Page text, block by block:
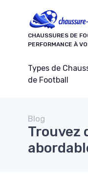
CHAUSSURES DE
PERFORMANCE À
Types de
de Football
Blog
Trouvez